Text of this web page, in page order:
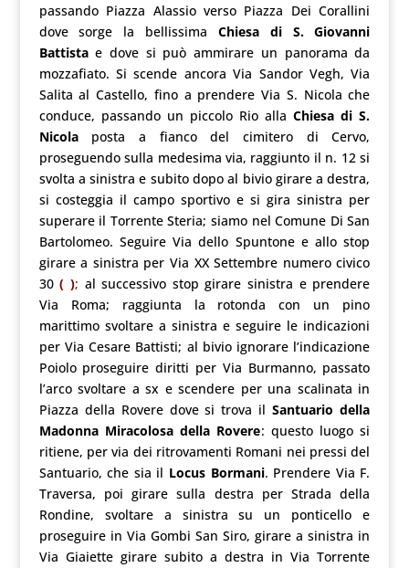
passando Piazza Alassio verso Piazza Dei Corallini
dove sorge la bellissima Chiesa di S. Giovanni
Battistae dove si può ammirare un panorama da
mozzafiato. Si scende ancora Via Sandor Vegh, Via
Salita al Castello, fino a prendere Via S. Nicola che
conduce, passando un piccolo Rio allaChiesa di S.
Nicolaposta a fianco del cimitero di Cervo,
proseguendo sulla medesima via, raggiunto il n. 12 si
svolta a sinistra e subito dopo al bivio girare a destra,
si costeggia il campo sportivo e si gira sinistra per
superare il Torrente Steria; siamo nel Comune Di San
Bartolomeo. Seguire Via dello Spuntone e allo stop
girare a sinistra per Via XX Settembre numero civico
30 ( ); al successivo stop girare sinistra e prendere
Via Roma; raggiunta la rotonda con un pino
marittimo svoltare a sinistra e seguire le indicazioni
per Via Cesare Battisti; al bivio ignorare l’indicazione
Poiolo proseguire diritti per Via Burmanno, passato
l’arco svoltare a sx e scendere per una scalinata in
Piazza della Rovere dove si trova ilSantuario della
Madonna Miracolosa della Rovere: questo luogo si
ritiene, per via dei ritrovamenti Romani nei pressi del
Santuario, che sia il Locus Bormani. Prendere Via F.
Traversa, poi girare sulla destra per Strada della
Rondine, svoltare a sinistra su un ponticello e
proseguire in Via Gombi San Siro, girare a sinistra in
Via Giaiette girare subito a destra in Via Torrente